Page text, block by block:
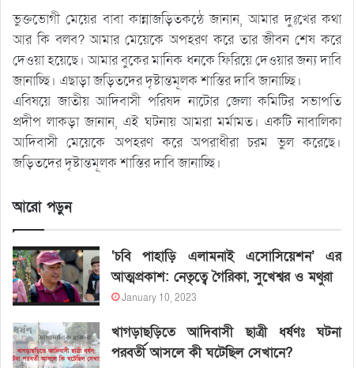
ভুক্তভোগী মেয়ের বাবা কান্নাজড়িতকন্ঠে জানান, আমার দুঃখের কথা
আর কি বলব? আমার মেয়েকে অপহরণ করে তার জীবন শেষ করে
দেওয়া হয়েছে। আমার বুকের মানিক ধনকে ফিরিয়ে দেওয়ার জন্য দাবি
জানাচ্ছি। এছাড়া জড়িতদের দৃষ্টান্তমূলক শাস্তির দাবি জানাচ্ছি।
এবিষয়ে জাতীয় আদিবাসী পরিষদ নাটোর জেলা কমিটির সভাপতি
প্রদীপ লাকড়া জানান, এই ঘটনায় আমরা মর্মামত। একটি নাবালিকা
আদিবাসী মেয়েকে অপহরণ করে অপরাধীরা চরম ভুল করেছে।
জড়িতদের দৃষ্টান্তমূলক শাস্তির দাবি জানাচ্ছি।
আরো পড়ুন
‘চবি পাহাড়ি এলামনাই এসোসিয়েশন’ এর
আত্মপ্রকাশ: নেতৃত্বে গৈরিকা, সুখেশ্বর ও মথুরা
January 10, 2023
খাগড়াছড়িতে আদিবাসী ছাত্রী ধর্ষণঃ ঘটনা
পরবর্তী আসলে কী ঘটেছিল সেখানে?